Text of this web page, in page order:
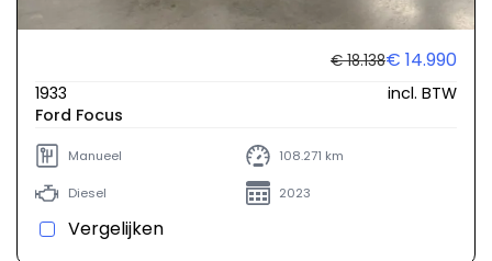
€ 18.138€ 14.990
1933
incl. BTW
Ford Focus
Manueel 108.271 km
Diesel 2023
Vergelijken